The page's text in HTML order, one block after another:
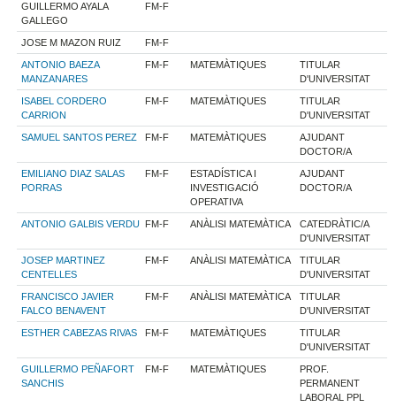
GUILLERMO AYALA
GALLEGO
FM-F
JOSE M MAZON RUIZ FM-F
ANTONIO BAEZA
MANZANARES
FM-F MATEMÀTIQUES
TITULAR
D'UNIVERSITAT
ISABEL CORDERO
CARRION
FM-F MATEMÀTIQUES
TITULAR
D'UNIVERSITAT
SAMUEL SANTOS PEREZ FM-F MATEMÀTIQUES
AJUDANT
DOCTOR/A
EMILIANO DIAZ SALAS
PORRAS
FM-F
ESTADÍSTICA I
INVESTIGACIÓ
OPERATIVA
AJUDANT
DOCTOR/A
ANTONIO GALBIS VERDU FM-F ANÀLISI MATEMÀTICA
CATEDRÀTIC/A
D'UNIVERSITAT
JOSEP MARTINEZ
CENTELLES
FM-F ANÀLISI MATEMÀTICA
TITULAR
D'UNIVERSITAT
FRANCISCO JAVIER
FALCO BENAVENT
FM-F ANÀLISI MATEMÀTICA
TITULAR
D'UNIVERSITAT
ESTHER CABEZAS RIVAS FM-F MATEMÀTIQUES
TITULAR
D'UNIVERSITAT
GUILLERMO PEÑAFORT
SANCHIS
FM-F MATEMÀTIQUES
PROF.
PERMANENT
LABORAL PPL